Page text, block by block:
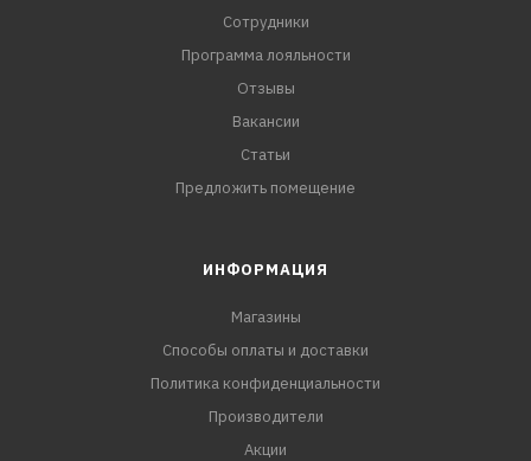
Сотрудники
Программа лояльности
Отзывы
Вакансии
Статьи
Предложить помещение
ИНФОРМАЦИЯ
Магазины
Способы оплаты и доставки
Политика конфиденциальности
Производители
Акции